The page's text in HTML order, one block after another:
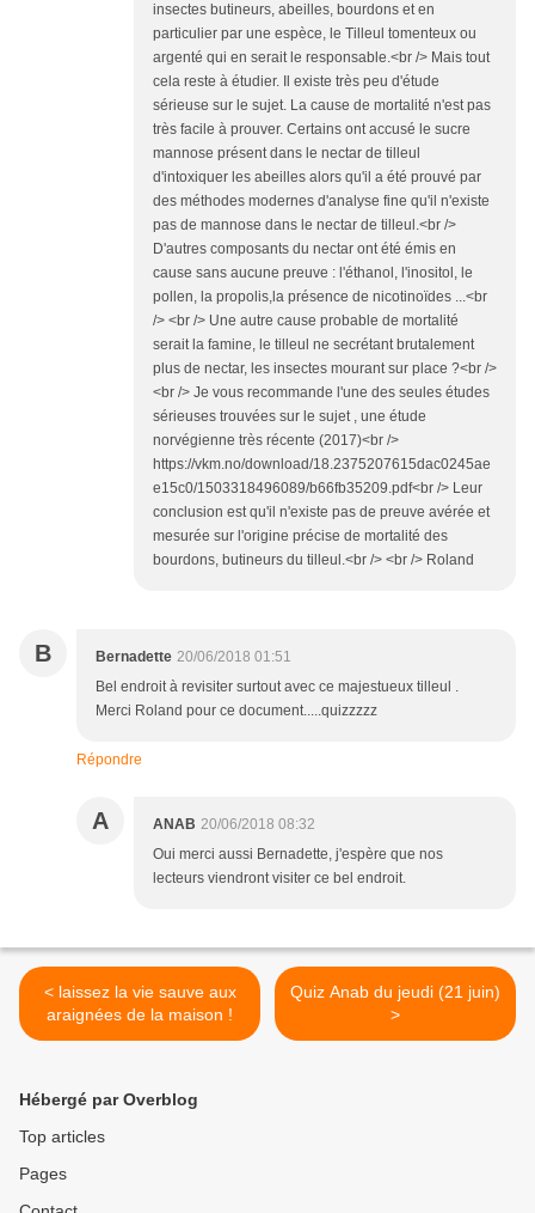
insectes butineurs, abeilles, bourdons et en
particulier par une espèce, le Tilleul tomenteux ou
argenté qui en serait le responsable.<br /> Mais tout
cela reste à étudier. Il existe très peu d'étude
sérieuse sur le sujet. La cause de mortalité n'est pas
très facile à prouver. Certains ont accusé le sucre
mannose présent dans le nectar de tilleul
d'intoxiquer les abeilles alors qu'il a été prouvé par
des méthodes modernes d'analyse fine qu'il n'existe
pas de mannose dans le nectar de tilleul.<br />
D'autres composants du nectar ont été émis en
cause sans aucune preuve : l'éthanol, l'inositol, le
pollen, la propolis,la présence de nicotinoïdes ...<br
/> <br /> Une autre cause probable de mortalité
serait la famine, le tilleul ne secrétant brutalement
plus de nectar, les insectes mourant sur place ?<br />
<br /> Je vous recommande l'une des seules études
sérieuses trouvées sur le sujet , une étude
norvégienne très récente (2017)<br />
https://vkm.no/download/18.2375207615dac0245ae
e15c0/1503318496089/b66fb35209.pdf<br /> Leur
conclusion est qu'il n'existe pas de preuve avérée et
mesurée sur l'origine précise de mortalité des
bourdons, butineurs du tilleul.<br /> <br /> Roland
B Bernadette 20/06/2018 01:51
Bel endroit à revisiter surtout avec ce majestueux tilleul .
Merci Roland pour ce document.....quizzzzz
Répondre
A ANAB 20/06/2018 08:32
Oui merci aussi Bernadette, j'espère que nos
lecteurs viendront visiter ce bel endroit.
< laissez la vie sauve aux
araignées de la maison !
Quiz Anab du jeudi (21 juin)
>
Hébergé par Overblog
Top articles
Pages